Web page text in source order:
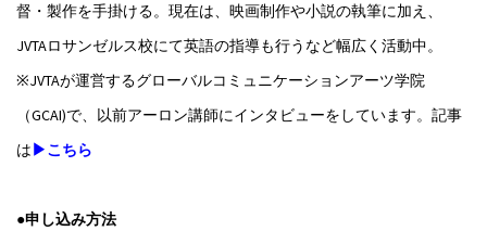
督・製作を手掛ける。現在は、映画制作や小説の執筆に加え、
JVTAロサンゼルス校にて英語の指導も行うなど幅広く活動中。
※JVTAが運営するグローバルコミュニケーションアーツ学院
（GCAI)で、以前アーロン講師にインタビューをしています。記事
は▶こちら
●申し込み方法